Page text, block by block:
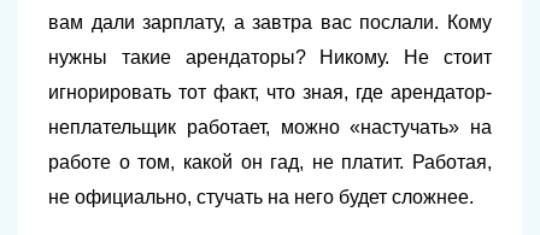
вам дали зарплату, а завтра вас послали. Кому
нужны такие арендаторы? Никому. Не стоит
игнорировать тот факт, что зная, где арендатор-
неплательщик работает, можно «настучать» на
работе о том, какой он гад, не платит. Работая,
не официально, стучать на него будет сложнее.